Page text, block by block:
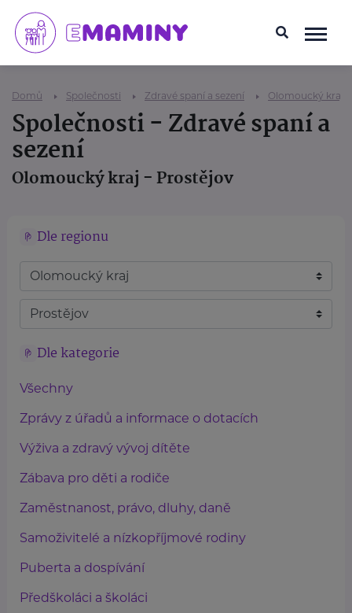
Domů Společnosti Zdravé spaní a sezení Olomoucký kraj
Společnosti - Zdravé spaní a
sezení
Olomoucký kraj - Prostějov
Dle regionu
Dle kategorie
Všechny
Zprávy z úřadů a informace o dotacích
Výživa a zdravý vývoj dítěte
Zábava pro děti a rodiče
Zaměstnanost, právo, dluhy, daně
Samoživitelé a nízkopříjmové rodiny
Puberta a dospívání
Předškoláci a školáci